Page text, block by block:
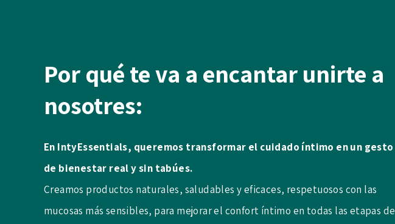
Por qué te va a encantar unirte a
nosotres:
En IntyEssentials, queremos transformar el cuidado íntimo en un gesto
de bienestar real y sin tabúes.
Creamos productos naturales, saludables y eficaces, respetuosos con las
mucosas más sensibles, para mejorar el confort íntimo en todas las etapas de